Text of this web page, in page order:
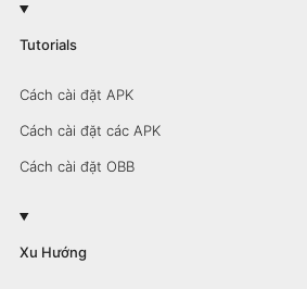
Tutorials
Cách cài đặt APK
Cách cài đặt các APK
Cách cài đặt OBB
Xu Hướng